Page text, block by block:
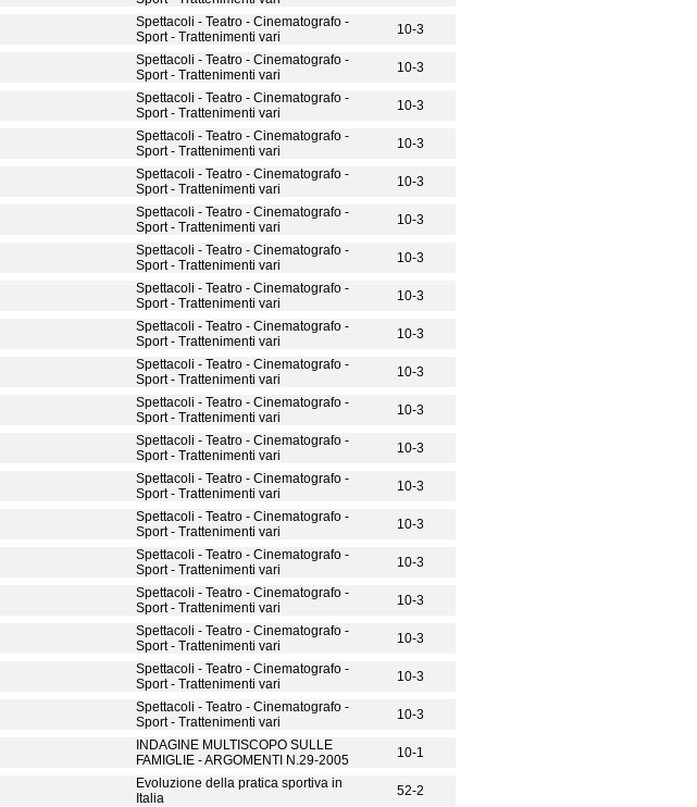
Spettacoli - Teatro - Cinematografo -
Sport - Trattenimenti vari
10-3
Spettacoli - Teatro - Cinematografo -
Sport - Trattenimenti vari
10-3
Spettacoli - Teatro - Cinematografo -
Sport - Trattenimenti vari
10-3
Spettacoli - Teatro - Cinematografo -
Sport - Trattenimenti vari
10-3
Spettacoli - Teatro - Cinematografo -
Sport - Trattenimenti vari
10-3
Spettacoli - Teatro - Cinematografo -
Sport - Trattenimenti vari
10-3
Spettacoli - Teatro - Cinematografo -
Sport - Trattenimenti vari
10-3
Spettacoli - Teatro - Cinematografo -
Sport - Trattenimenti vari
10-3
Spettacoli - Teatro - Cinematografo -
Sport - Trattenimenti vari
10-3
Spettacoli - Teatro - Cinematografo -
Sport - Trattenimenti vari
10-3
Spettacoli - Teatro - Cinematografo -
Sport - Trattenimenti vari
10-3
Spettacoli - Teatro - Cinematografo -
Sport - Trattenimenti vari
10-3
Spettacoli - Teatro - Cinematografo -
Sport - Trattenimenti vari
10-3
Spettacoli - Teatro - Cinematografo -
Sport - Trattenimenti vari
10-3
Spettacoli - Teatro - Cinematografo -
Sport - Trattenimenti vari
10-3
Spettacoli - Teatro - Cinematografo -
Sport - Trattenimenti vari
10-3
Spettacoli - Teatro - Cinematografo -
Sport - Trattenimenti vari
10-3
Spettacoli - Teatro - Cinematografo -
Sport - Trattenimenti vari
10-3
Spettacoli - Teatro - Cinematografo -
Sport - Trattenimenti vari
10-3
INDAGINE MULTISCOPO SULLE
FAMIGLIE - ARGOMENTI N.29-2005
10-1
Evoluzione della pratica sportiva in
Italia
52-2